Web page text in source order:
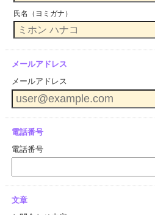
氏名（ヨミガナ）
メールアドレス
メールアドレス
電話番号
電話番号
文章